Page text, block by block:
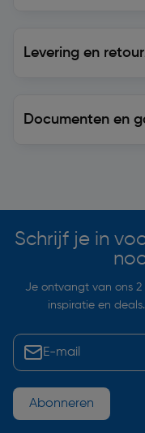
Levering en
Documenten en
Schrijf je in
Je ontvangt van ons
inspiratie en
Abonneren